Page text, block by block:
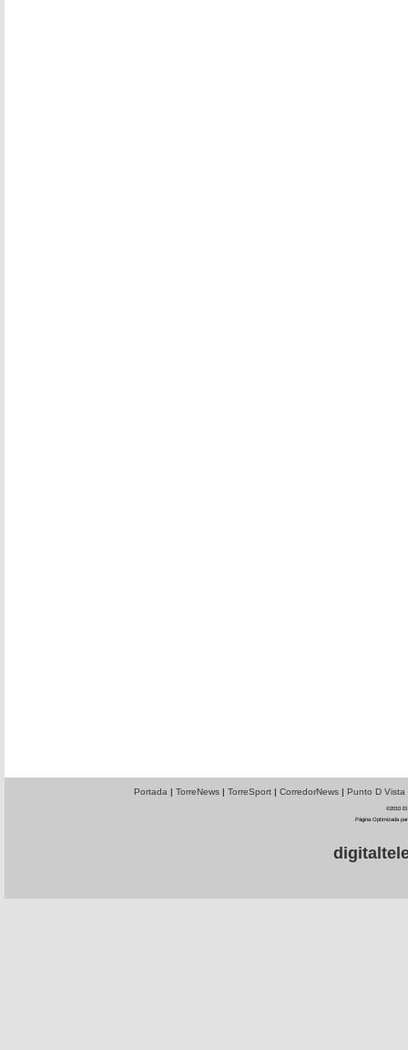
Portada | TorreNews| TorreSport| CorredorNews| Punto D Vista
©2010 El
Página Optimizada